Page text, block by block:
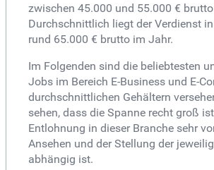
zwischen 45.000 und 55.000 €
Durchschnittlich liegt der Verdienst
rund 65.000 € brutto im Jahr.
Im Folgenden sind die beliebtesten
Jobs im Bereich E-Business und E-
durchschnittlichen Gehältern
sehen, dass die Spanne recht groß
Entlohnung in dieser Branche sehr
Ansehen und der Stellung der
abhängig ist.